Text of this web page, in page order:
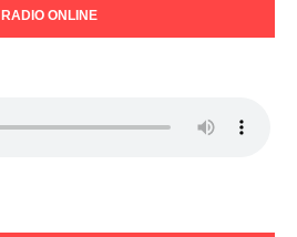
RADIO ONLINE